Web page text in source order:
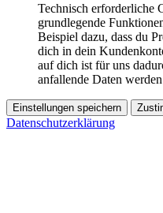
Technisch erforderliche
grundlegende
Beispiel dazu, dass du
dich in dein
auf dich ist für uns
anfallende Daten
Einstellungen speichern
Datenschutzerklärung